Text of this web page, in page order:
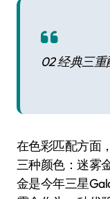
02 经典三
在色彩匹配方面
三种颜色：迷雾
金是今年三星